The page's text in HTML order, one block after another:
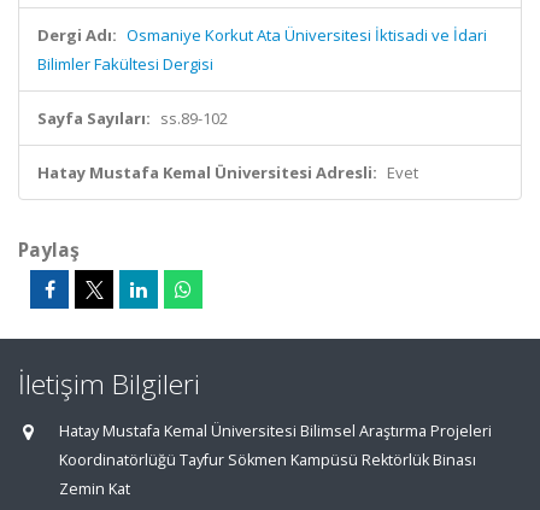
Dergi Adı: Osmaniye Korkut Ata Üniversitesi İktisadi ve İdari
Bilimler Fakültesi Dergisi
Sayfa Sayıları: ss.89-102
Hatay Mustafa Kemal Üniversitesi Adresli: Evet
Paylaş
İletişim Bilgileri
Hatay Mustafa Kemal Üniversitesi Bilimsel Araştırma Projeleri
Koordinatörlüğü Tayfur Sökmen Kampüsü Rektörlük Binası
Zemin Kat